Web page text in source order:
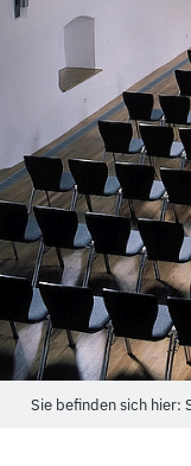
Sie befinden sich hier: